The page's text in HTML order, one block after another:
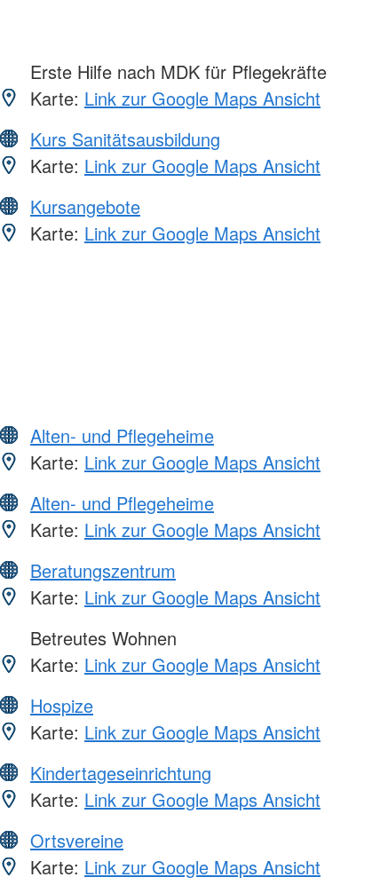
Erste Hilfe nach MDK für Pflegekräfte
Karte: Link zur Google Maps Ansicht
Kurs Sanitätsausbildung
Karte: Link zur Google Maps Ansicht
Kursangebote
Karte: Link zur Google Maps Ansicht
Alten- und Pflegeheime
Karte: Link zur Google Maps Ansicht
Alten- und Pflegeheime
Karte: Link zur Google Maps Ansicht
Beratungszentrum
Karte: Link zur Google Maps Ansicht
Betreutes Wohnen
Karte: Link zur Google Maps Ansicht
Hospize
Karte: Link zur Google Maps Ansicht
Kindertageseinrichtung
Karte: Link zur Google Maps Ansicht
Ortsvereine
Karte: Link zur Google Maps Ansicht